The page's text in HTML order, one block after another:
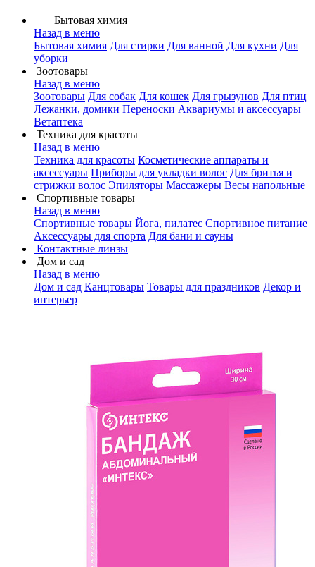
Бытовая химия
Назад в меню
Бытовая химия Для стирки Для ванной Для кухни Для
уборки
Зоотовары
Назад в меню
Зоотовары Для собак Для кошек Для грызунов Для птиц
Лежанки, домики Переноски Аквариумы и аксессуары
Ветаптека
Техника для красоты
Назад в меню
Техника для красоты Косметические аппараты и
аксессуары Приборы для укладки волос Для бритья и
стрижки волос Эпиляторы Массажеры Весы напольные
Спортивные товары
Назад в меню
Спортивные товары Йога, пилатес Спортивное питание
Аксессуары для спорта Для бани и сауны
Контактные линзы
Дом и сад
Назад в меню
Дом и сад Канцтовары Товары для праздников Декор и
интерьер